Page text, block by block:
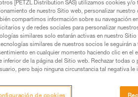
los productos utilizados en este
información de la ficha técnica para
formación y un entrenamiento
[PETZL Distribution SAS) utilizamos cookies y/
de nuestro Sitio web, personalizar
compartimos información sobre su navegación
y de redes sociales para personalizar
similares solo estarán activas en nuestro
similares de nuestros socios le seguirán a
en cualquier momento haciendo clic en
inferior de la página del Sitio web. Rechazar todas
pero bajo ninguna circunstancia tal negativa